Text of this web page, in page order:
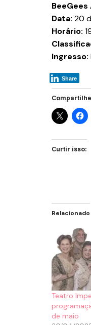
BeeGees
Data: 20
Horário:
Ingresso:
Share
Curtir isso:
Relacionado
Teatro
de maio